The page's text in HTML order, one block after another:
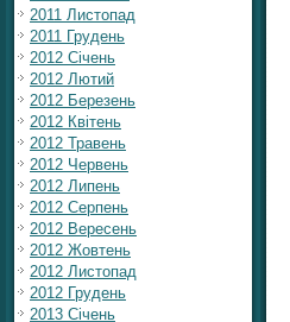
2011 Листопад
2011 Грудень
2012 Січень
2012 Лютий
2012 Березень
2012 Квітень
2012 Травень
2012 Червень
2012 Липень
2012 Серпень
2012 Вересень
2012 Жовтень
2012 Листопад
2012 Грудень
2013 Січень